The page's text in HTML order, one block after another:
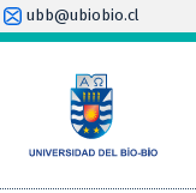
ubb@ubiobio.cl